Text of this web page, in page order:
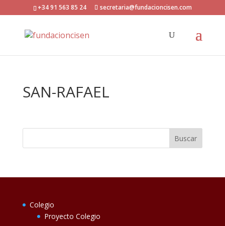
+34 91 563 85 24 secretaria@fundacioncisen.com
SAN-RAFAEL
Colegio
Proyecto Colegio